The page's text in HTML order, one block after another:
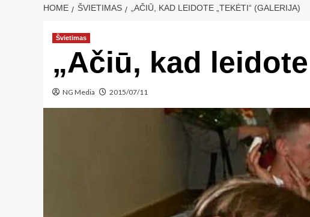
HOME ŠVIETIMAS „AČIŪ, KAD LEIDOTE „TEKĖTI“ (GALERIJA)
Švietimas
„Ačiū, kad
NG Media 2015/07/11